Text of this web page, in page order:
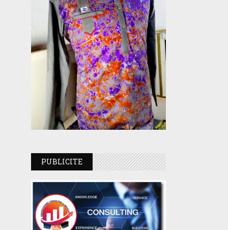
PUBLICITE